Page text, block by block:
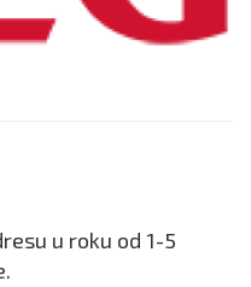
u roku od 1-5